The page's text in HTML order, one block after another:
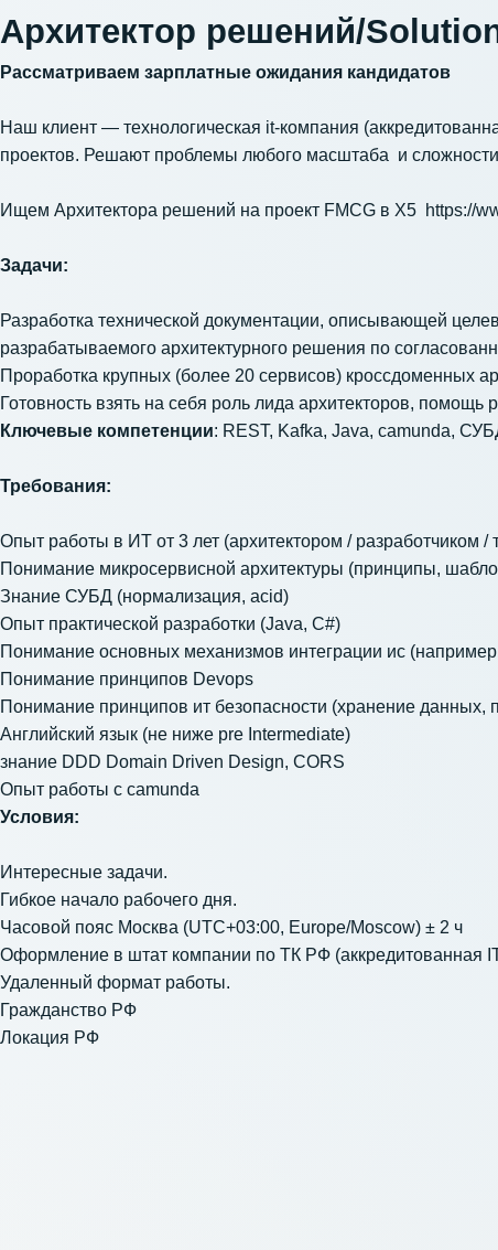
Архитектор решений/
Рассматриваем зарплатные ожидания кандидатов
Наш клиент — технологическая it-компания
проектов. Решают проблемы любого масштаба и
Ищем Архитектора решений на проект FMCG в Х5 https://
Задачи:
Разработка технической документации, описывающей
разрабатываемого архитектурного решения по
Проработка крупных (более 20 сервисов) кроссдоменных
Готовность взять на себя роль лида архитекторов,
Ключевые компетенции: REST, Kafka, Java, camunda,
Требования:
Опыт работы в ИТ от 3 лет (архитектором / разработчиком /
Понимание микросервисной архитектуры (принципы,
Знание СУБД (нормализация, acid)
Опыт практической разработки (Java, C#)
Понимание основных механизмов интеграции ис
Понимание принципов Devops
Понимание принципов ит безопасности (хранение данных,
Английский язык (не ниже рrе Intermediate)
знание DDD Domain Driven Design, CORS
Опыт работы с camunda
Условия:
Интересные задачи.
Гибкое начало рабочего дня.
Часовой пояс Москва (UTC+03:00, Europe/Moscow) ± 2 ч
Оформление в штат компании по ТК РФ (аккредитованная
Удаленный формат работы.
Гражданство РФ
Локация РФ